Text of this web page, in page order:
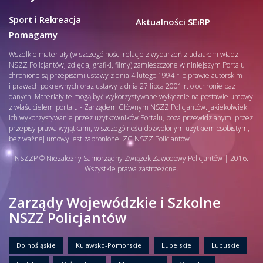
Sport i Rekreacja
Pomagamy
Aktualności SEiRP
Wszelkie materiały (w szczególności relacje z wydarzeń z udziałem władz
NSZZ Policjantów, zdjęcia, grafiki, filmy) zamieszczone w niniejszym Portalu
chronione są przepisami ustawy z dnia 4 lutego 1994 r. o prawie autorskim
i prawach pokrewnych oraz ustawy z dnia 27 lipca 2001 r. o ochronie baz
danych. Materiały te mogą być wykorzystywane wyłącznie na postawie umowy
z właścicielem portalu - Zarządem Głównym NSZZ Policjantów. Jakiekolwiek
ich wykorzystywanie przez użytkowników Portalu, poza przewidzianymi przez
przepisy prawa wyjątkami, w szczególności dozwolonym użytkiem osobistym,
bez ważnej umowy jest zabronione. ZG NSZZ Policjantów
NSZZP © Niezależny Samorządny Związek Zawodowy Policjantów | 2016.
Wszystkie prawa zastrzeżone.
Zarządy Wojewódzkie i Szkolne
NSZZ Policjantów
Dolnośląskie Kujawsko-Pomorskie Lubelskie Lubuskie